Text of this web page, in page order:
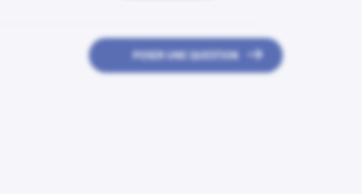
POSER UNE QUESTION 